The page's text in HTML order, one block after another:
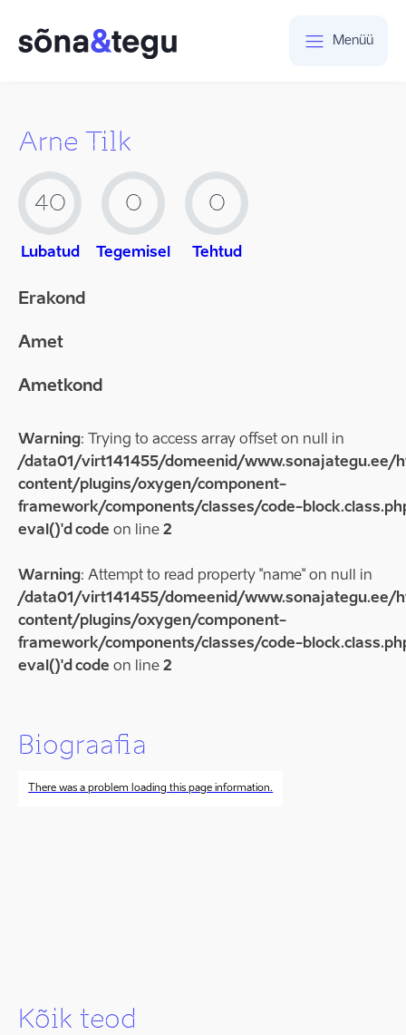
Menüü
Arne Tilk
40
Lubatud
0
Tegemisel
0
Tehtud
Erakond
Amet
Ametkond
Warning: Trying to access array offset on null in
/data01/virt141455/domeenid/www.sonajategu.ee/
content/plugins/oxygen/component-
framework/components/classes/code-
eval()'d code on line 2
Warning: Attempt to read property "name" on null in
/data01/virt141455/domeenid/www.sonajategu.ee/
content/plugins/oxygen/component-
framework/components/classes/code-
eval()'d code on line 2
Biograafia
There was a problem loading this page information.
Kõik teod